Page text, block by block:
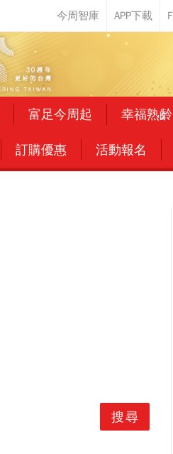
富足今周起 幸福熟齡
訂購優惠 活動報名